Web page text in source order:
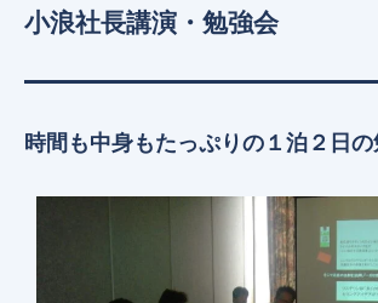
小浪社長講演・勉強会
時間も中身もたっぷりの１泊２日の